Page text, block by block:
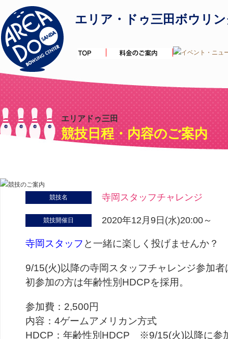
エリア・ドゥ三田ボウリ
エリアドゥ三田
競技日程・内容のご案内
競技名 寺岡スタッフチャレンジ
競技開催日 2020年12月9日(水)20:00～
寺岡スタッフ と一緒に楽しく投げませんか？
9/15(火)以降の寺岡スタッフチャレンジ参加
初参加の方は年齢性別HDCPを採用。
参加費：2,500円
内容：4ゲームアメリカン方式
HDCP：年齢性別HDCP ※9/15(火)以降に参